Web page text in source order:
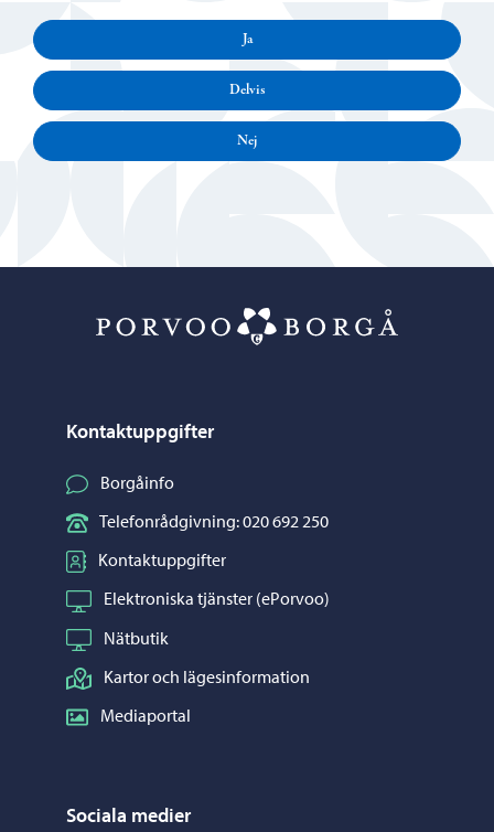
Ja
Delvis
Nej
Kontaktuppgifter
Borgåinfo
Telefonrådgivning: 020 692 250
Kontaktuppgifter
Elektroniska tjänster (ePorvoo)
Nätbutik
Kartor och lägesinformation
Mediaportal
Sociala medier